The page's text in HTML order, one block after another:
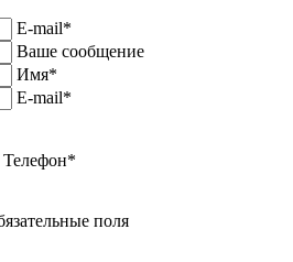
E-mail*
Ваше сообщение
Имя*
E-mail*
Телефон*
поля